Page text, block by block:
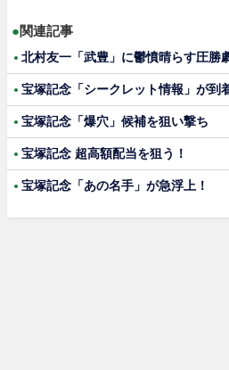
●関連記事
北村友一「武豊」に鬱憤晴らす圧勝
宝塚記念「シークレット情報」が到
宝塚記念「爆穴」候補を狙い撃ち
宝塚記念 超高額配当を狙う！
宝塚記念「あの名手」が急浮上！